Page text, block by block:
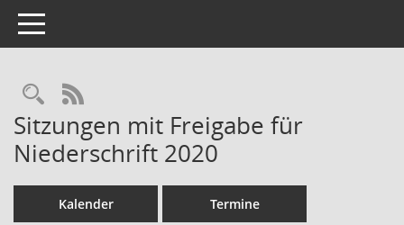
Toggle navigation
Rechercheauswahl
RSS-Feed
Sitzungen mit Freigabe für
Niederschrift 2020
Kalender Termine